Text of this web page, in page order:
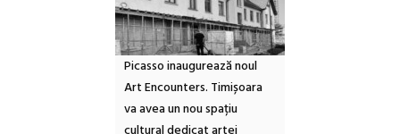
Picasso inaugurează noul
Art Encounters. Timișoara
va avea un nou spațiu